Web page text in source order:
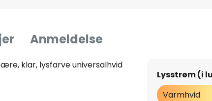
Anmeldelse
klar, lysfarve universalhvid
Lysstrøm (i
Varmhvid